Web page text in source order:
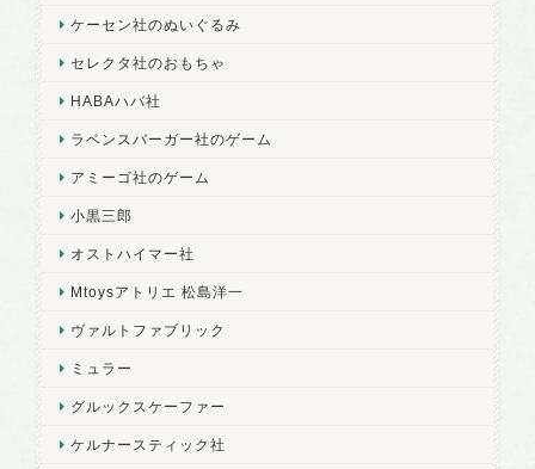
ケーセン社のぬいぐるみ
セレクタ社のおもちゃ
HABAハバ社
ラベンスバーガー社のゲーム
アミーゴ社のゲーム
小黒三郎
オストハイマー社
Mtoysアトリエ 松島洋一
ヴァルトファブリック
ミュラー
グルックスケーファー
ケルナースティック社